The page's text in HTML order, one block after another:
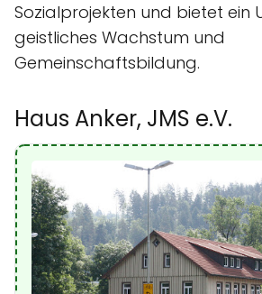
Sozialprojekten und bietet ein
geistliches Wachstum und
Gemeinschaftsbildung.
Haus Anker, JMS e.V.